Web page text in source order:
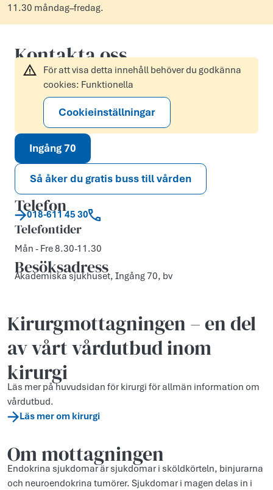
11.30 måndag–fredag.
Kontakta oss
För att visa detta innehåll behöver du godkänna
cookies: Funktionella
Cookieinställningar
Ingång 70
Så åker du gratis buss till vården
Telefon
018-611 45 30
Telefontider
Mån - Fre 8.30-11.30
Besöksadress
Akademiska sjukhuset, Ingång 70, bv
Kirurg­mottagningen – en del
av vårt vårdutbud inom
kirurgi
Läs mer på huvudsidan för kirurgi för allmän information om
vårdutbud.
Läs mer om kirurgi
Om mottagningen
Endokrina sjukdomar är sjukdomar i sköldkörteln, binjurarna
och neuroendokrina tumörer. Sjukdomar i magen delas in i